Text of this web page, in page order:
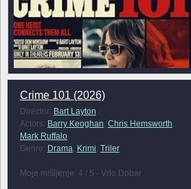
Crime 101 (2026)
Director: Bart Layton
Actors: Barry Keoghan, Chris Hemsworth,
Mark Ruffalo
Genre: Drama, Krimi, Triler
Moje mišljenje: 4 / 5 - Vrlo Dobar